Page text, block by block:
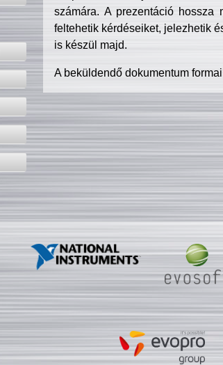
számára. A prezentáció
feltehetik kérdéseiket, jelezhetik
is készül majd.
A beküldendő dokumentum